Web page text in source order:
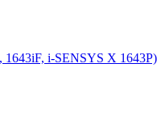
1643iF, i-SENSYS X 1643P)